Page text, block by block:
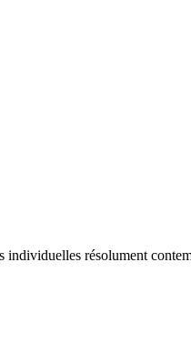
individuelles résolument